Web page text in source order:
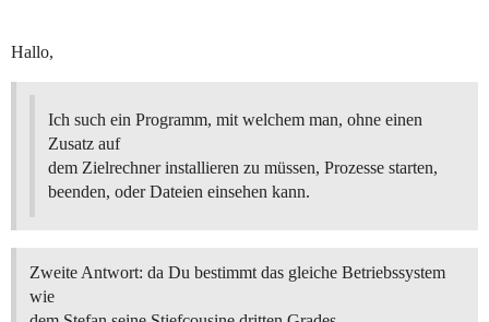
Hallo,
Ich such ein Programm, mit welchem man, ohne einen
Zusatz auf
dem Zielrechner installieren zu müssen, Prozesse starten,
beenden, oder Dateien einsehen kann.
Zweite Antwort: da Du bestimmt das gleiche Betriebssystem
wie